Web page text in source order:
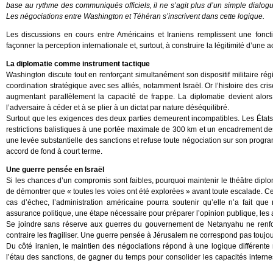
base au rythme des communiqués officiels, il ne s’agit plus d’un simple
Les négociations entre Washington et Téhéran s’inscrivent dans cette logique.
Les discussions en cours entre Américains et Iraniens remplissent une
façonner la perception internationale et, surtout, à construire la légitimité d’une
La diplomatie comme instrument tactique
Washington discute tout en renforçant simultanément son dispositif militaire
coordination stratégique avec ses alliés, notamment Israël. Or l’histoire des
augmentant parallèlement la capacité de frappe. La diplomatie devient
l’adversaire à céder et à se plier à un dictat par nature déséquilibré.
Surtout que les exigences des deux parties demeurent incompatibles. Les
restrictions balistiques à une portée maximale de 300 km et un encadrement
une levée substantielle des sanctions et refuse toute négociation sur son
accord de fond à court terme.
Une guerre pensée en Israël
Si les chances d’un compromis sont faibles, pourquoi maintenir le théâtre
de démontrer que « toutes les voies ont été explorées » avant toute escalade.
cas d’échec, l’administration américaine pourra soutenir qu’elle n’a fait
assurance politique, une étape nécessaire pour préparer l’opinion publique,
Se joindre sans réserve aux guerres du gouvernement de Netanyahu ne
contraire les fragiliser. Une guerre pensée à Jérusalem ne correspond pas
Du côté iranien, le maintien des négociations répond à une logique
l’étau des sanctions, de gagner du temps pour consolider les capacités